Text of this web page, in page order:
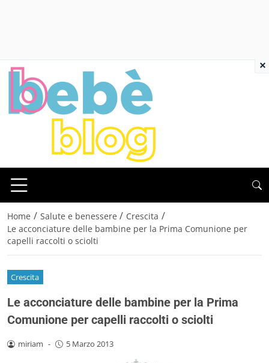
Home / Salute e benessere / Crescita /
Le acconciature delle bambine per la Prima Comunione per
capelli raccolti o sciolti
Crescita
Le acconciature delle bambine per la Prima
Comunione per capelli raccolti o sciolti
miriam - 5 Marzo 2013
×